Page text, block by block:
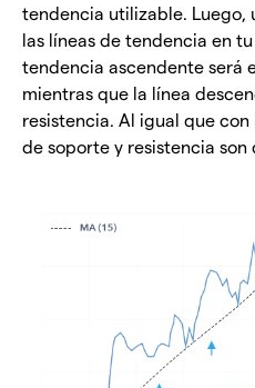
tendencia utilizable. Luego,
las líneas de tendencia en
tendencia ascendente será
mientras que la línea
resistencia. Al igual que
de soporte y resistencia son